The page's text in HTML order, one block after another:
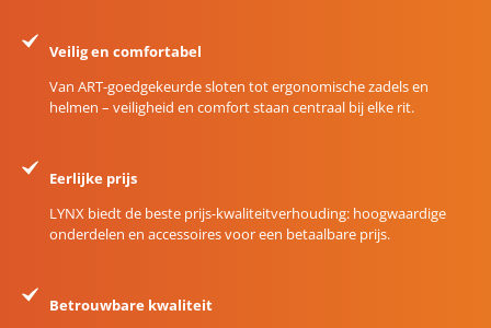
Veilig en comfortabel
Van ART-goedgekeurde sloten tot ergonomische zadels en
helmen – veiligheid en comfort staan centraal bij elke rit.
Eerlijke prijs
LYNX biedt de beste prijs-kwaliteitverhouding: hoogwaardige
onderdelen en accessoires voor een betaalbare prijs.
Betrouwbare kwaliteit